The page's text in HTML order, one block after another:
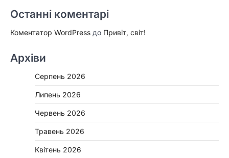
Останні коментарі
Коментатор WordPress до Привіт, світ!
Архіви
Серпень 2026
Липень 2026
Червень 2026
Травень 2026
Квітень 2026